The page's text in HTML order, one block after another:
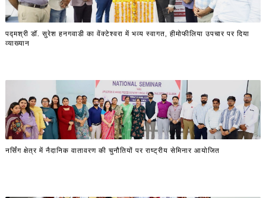
पद्मश्री डॉ. सुरेश हनगवाडी का वेंक्टेश्वरा में भव्य स्वागत, हीमोफीलिया उपचार पर दिया
व्याख्यान
नर्सिंग क्षेत्र में नैदानिक वातावरण की चुनौतियों पर राष्ट्रीय सेमिनार आयोजित